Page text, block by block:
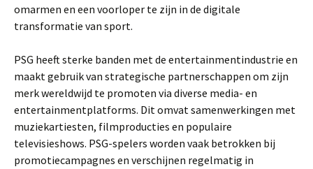
omarmen en een voorloper te zijn in de digitale
transformatie van sport.
PSG heeft sterke banden met de entertainmentindustrie en
maakt gebruik van strategische partnerschappen om zijn
merk wereldwijd te promoten via diverse media- en
entertainmentplatforms. Dit omvat samenwerkingen met
muziekartiesten, filmproducties en populaire
televisieshows. PSG-spelers worden vaak betrokken bij
promotiecampagnes en verschijnen regelmatig in